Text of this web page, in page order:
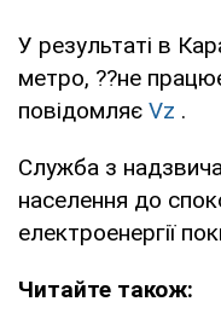
У результаті в
метро, ??не
повідомляє Vz .
Служба з
населення до
електроенергії
Читайте також: